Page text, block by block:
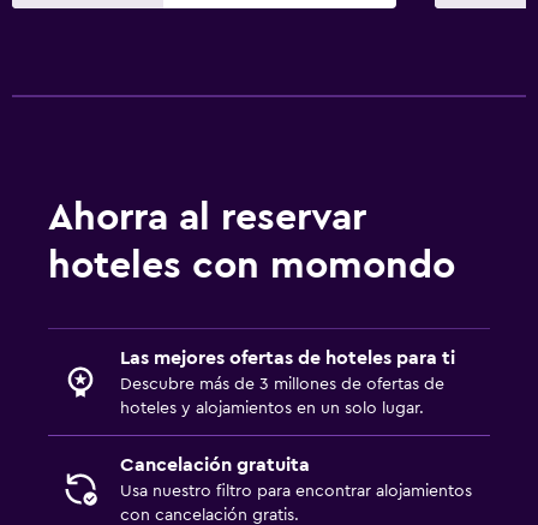
Ahorra al reservar
hoteles con momondo
Las mejores ofertas de hoteles para ti
Descubre más de 3 millones de ofertas de
hoteles y alojamientos en un solo lugar.
Cancelación gratuita
Usa nuestro filtro para encontrar alojamientos
con cancelación gratis.